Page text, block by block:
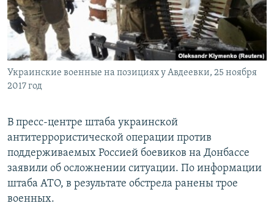
ПОБЕДИТЕЛЕЙ НЕ СУДЯТ?
КРЫМ.НЕПОКОРЕННЫЙ
ELIFBE
УКРАИНСКАЯ ПРОБЛЕМА КРЫМА
ПРИСОЕДИНЯЙТЕСЬ!
Все сайты RFE/RL
Украинские военные на позициях у Авдеевки, 25 ноября
2017 год
В пресс-центре штаба украинской
антитеррористической операции против
поддерживаемых Россией боевиков на Донбассе
заявили об осложнении ситуации. По информации
штаба АТО, в результате обстрела ранены трое
военных.